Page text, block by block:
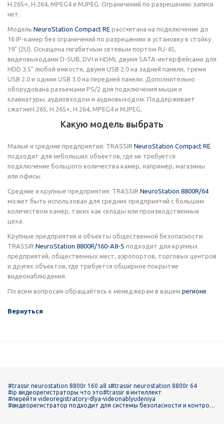
H.265+, H.264, MPEG4 и MJPEG. Ограничений по разрешению записи
нет.
Модель NeuroStation Compact RE рассчитана на подключение до
16 IP-камер без ограничений по разрешению и установку в стойку
19" (2U). Оснащена гигабитным сетевым портом RJ-45,
видеовыходами D-SUB, DVI и HDMI, двумя SATA-интерфейсами для
HDD 3.5" любой емкости, двумя USB 2.0 на задней панели, тремя
USB 2.0 и одним USB 3.0 на передней панели. Дополнительно
оборудована разъемами PS/2 для подключения мыши и
клавиатуры, аудиовходом и аудиовыходом. Поддерживает
сжатиеH.265, H.265+, H.264, MPEG4 и MJPEG.
Какую модель выбрать
Малые и средние предприятия: TRASSIR NeuroStation Compact RE
подходит для небольших объектов, где не требуется
подключение большого количества камер, например, магазины
или офисы.
Средние и крупные предприятия: TRASSIR NeuroStation 8800R/64
может быть использован для средних предприятий с большим
количеством камер, таких как склады или производственные
цеха.
Крупные предприятия и объекты общественной безопасности:
TRASSIR NeuroStation 8800R/160-A8-S подходит для крупных
предприятий, общественных мест, аэропортов, торговых центров
и других объектов, где требуется обширное покрытие
видеонаблюдения.
По всем вопросам обращайтесь к менеджерам в вашем регионе.
Вернуться
#trassir neurostation 8800r 160 a8 s#trassir neurostation 8800r 64
#ip видеорегистраторы что это#trassir в интеллект
#перейти videoregistratory-dlya-videonablyudeniya
#видеорегистратор подходит для системы безопасности и контрол